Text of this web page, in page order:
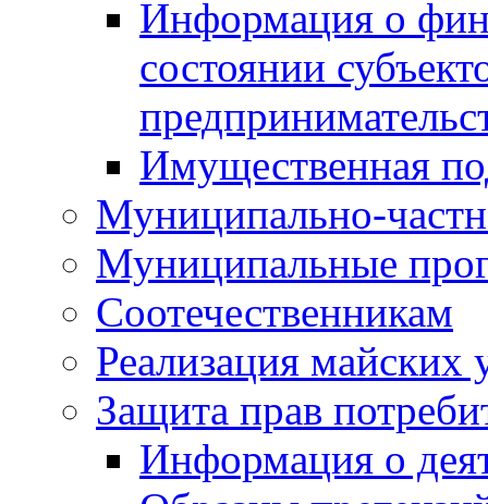
Информация о
состоянии
Имущественная
Муниципально-
Муниципальные
Соотечественникам
Реализация майских
Защита прав
Информация о